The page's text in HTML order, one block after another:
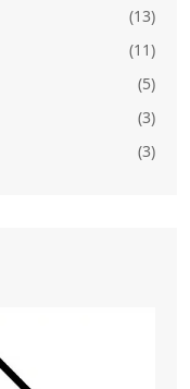
(13)
(11)
(5)
(3)
(3)